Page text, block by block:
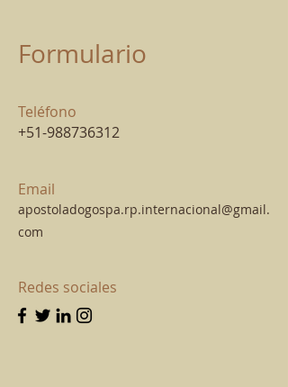
Formulario
Teléfono
+51-988736312
Email
apostoladogospa.rp.internacional@gmail.
com
Redes sociales